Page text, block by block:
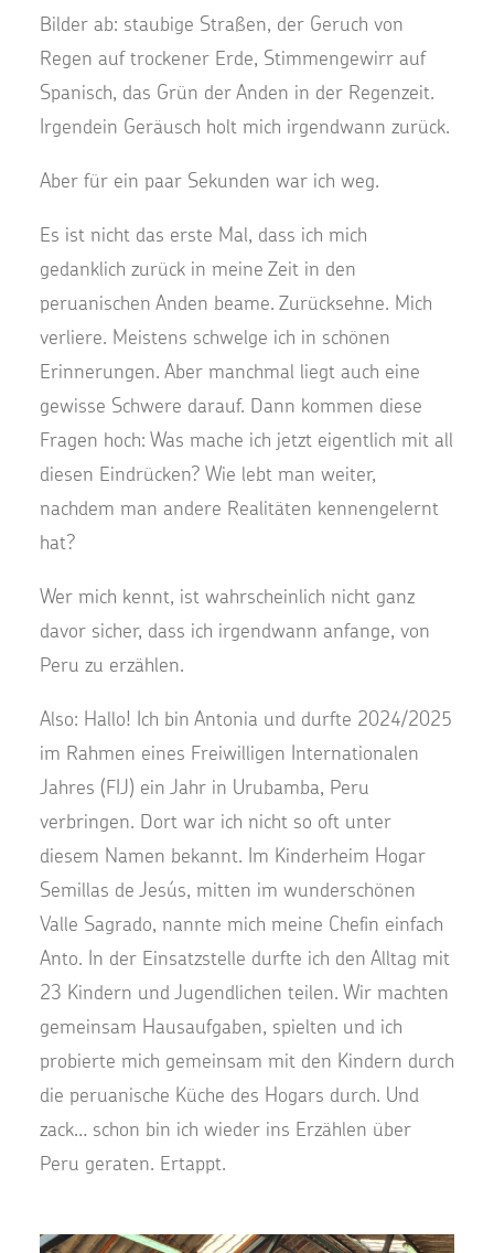
Bilder ab: staubige Straßen, der Geruch von
Regen auf trockener Erde, Stimmengewirr auf
Spanisch, das Grün der Anden in der Regenzeit.
Irgendein Geräusch holt mich irgendwann zurück.
Aber für ein paar Sekunden war ich weg.
Es ist nicht das erste Mal, dass ich mich
gedanklich zurück in meine Zeit in den
peruanischen Anden beame. Zurücksehne. Mich
verliere. Meistens schwelge ich in schönen
Erinnerungen. Aber manchmal liegt auch eine
gewisse Schwere darauf. Dann kommen diese
Fragen hoch: Was mache ich jetzt eigentlich mit all
diesen Eindrücken? Wie lebt man weiter,
nachdem man andere Realitäten kennengelernt
hat?
Wer mich kennt, ist wahrscheinlich nicht ganz
davor sicher, dass ich irgendwann anfange, von
Peru zu erzählen.
Also: Hallo! Ich bin Antonia und durfte 2024/2025
im Rahmen eines Freiwilligen Internationalen
Jahres (FIJ) ein Jahr in Urubamba, Peru
verbringen. Dort war ich nicht so oft unter
diesem Namen bekannt. Im Kinderheim Hogar
Semillas de Jesús, mitten im wunderschönen
Valle Sagrado, nannte mich meine Chefin einfach
Anto. In der Einsatzstelle durfte ich den Alltag mit
23 Kindern und Jugendlichen teilen. Wir machten
gemeinsam Hausaufgaben, spielten und ich
probierte mich gemeinsam mit den Kindern durch
die peruanische Küche des Hogars durch. Und
zack… schon bin ich wieder ins Erzählen über
Peru geraten. Ertappt.